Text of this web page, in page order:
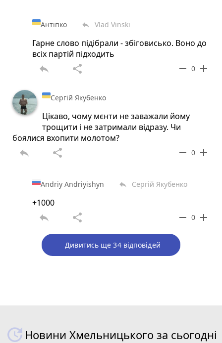
Антіпко reply Vlad Vinski
Гарне слово підібрали - збіговисько. Воно до
всіх партій підходить
reply share remove 0 add
Сергій Якубенко
Цікаво, чому мєнти не заважали йому
трощити і не затримали відразу. Чи
боялися вхопити молотом?
reply share remove 0 add
Andriy Andriyishyn reply Сергій Якубенко
+1000
reply share remove 0 add
Дивитись ще 34 відповідей
Новини Хмельницького за сьогодні